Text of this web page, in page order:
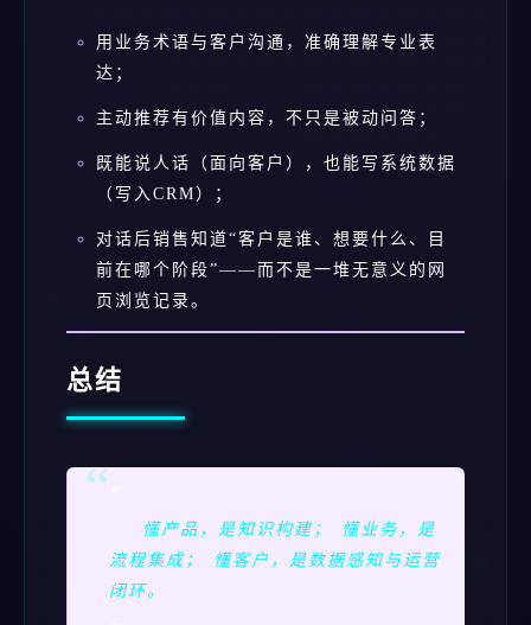
用业务术语与客户沟通，准确理解专业表
达；
主动推荐有价值内容，不只是被动问答；
既能说人话（面向客户），也能写系统数据
（写入CRM）；
对话后销售知道“客户是谁、想要什么、目
前在哪个阶段”——而不是一堆无意义的网
页浏览记录。
总结
懂产品，是知识构建； 懂业务，是
流程集成； 懂客户，是数据感知与运营
闭环。